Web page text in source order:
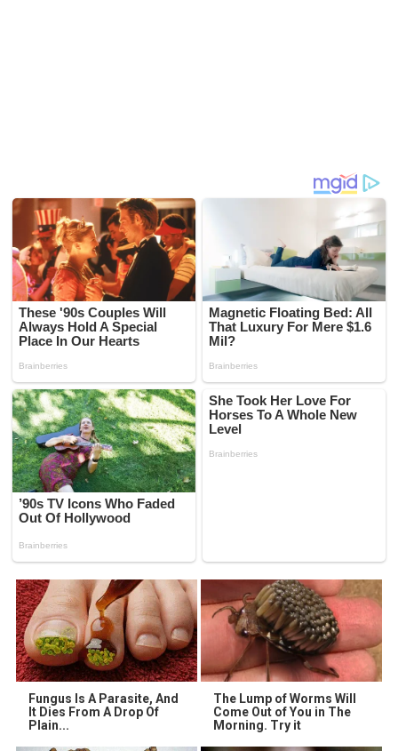
Fungus Is A Parasite, And
It Dies From A Drop Of
Plain...
The Lump of Worms Will
Come Out of You in The
Morning. Try it